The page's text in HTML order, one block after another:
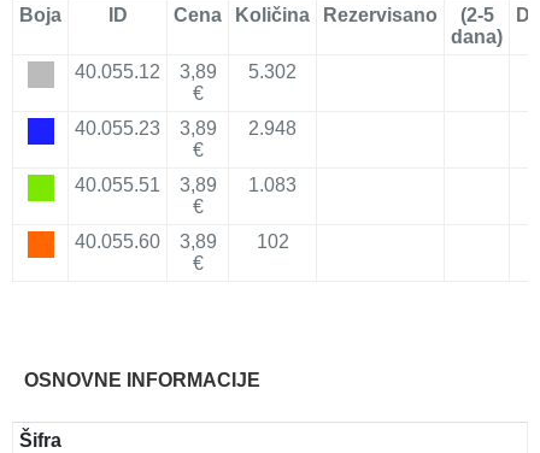
Boja ID Cena Količina Rezervisano
(2-5
dana)
40.055.12
3,89
€
5.302
40.055.23
3,89
€
2.948
40.055.51
3,89
€
1.083
40.055.60
3,89
€
102
OSNOVNE INFORMACIJE
Šifra